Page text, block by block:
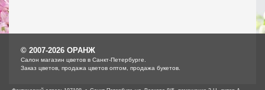
© 2007-2026 ОРАНЖ
Cалон магазин цветов в Санкт-Петербурге.
Заказ цветов, продажа цветов оптом, продажа букетов.